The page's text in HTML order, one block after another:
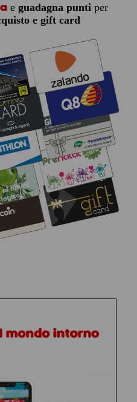
e guadagna puntiper
e gift card